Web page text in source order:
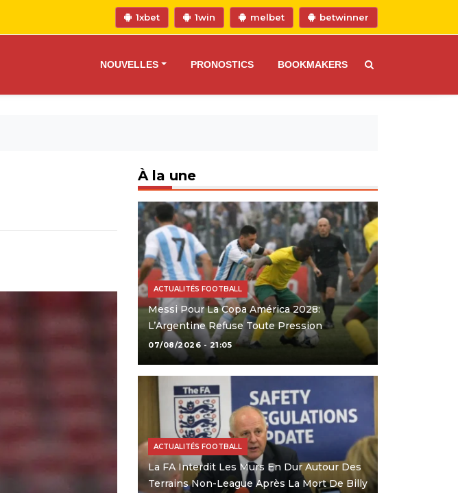
1xbet 1win melbet betwinner
NOUVELLES PRONOSTICS BOOKMAKERS
À la une
ACTUALITÉS FOOTBALL
Messi Pour La Copa América 2028:
L’Argentine Refuse Toute Pression
07/08/2026 - 21:05
ACTUALITÉS FOOTBALL
La FA Interdit Les Murs En Dur Autour Des
Terrains Non-League Après La Mort De Billy